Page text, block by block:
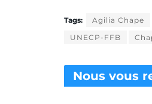
Tags: Agilia Chape
UNECP-FFB
Nous vous